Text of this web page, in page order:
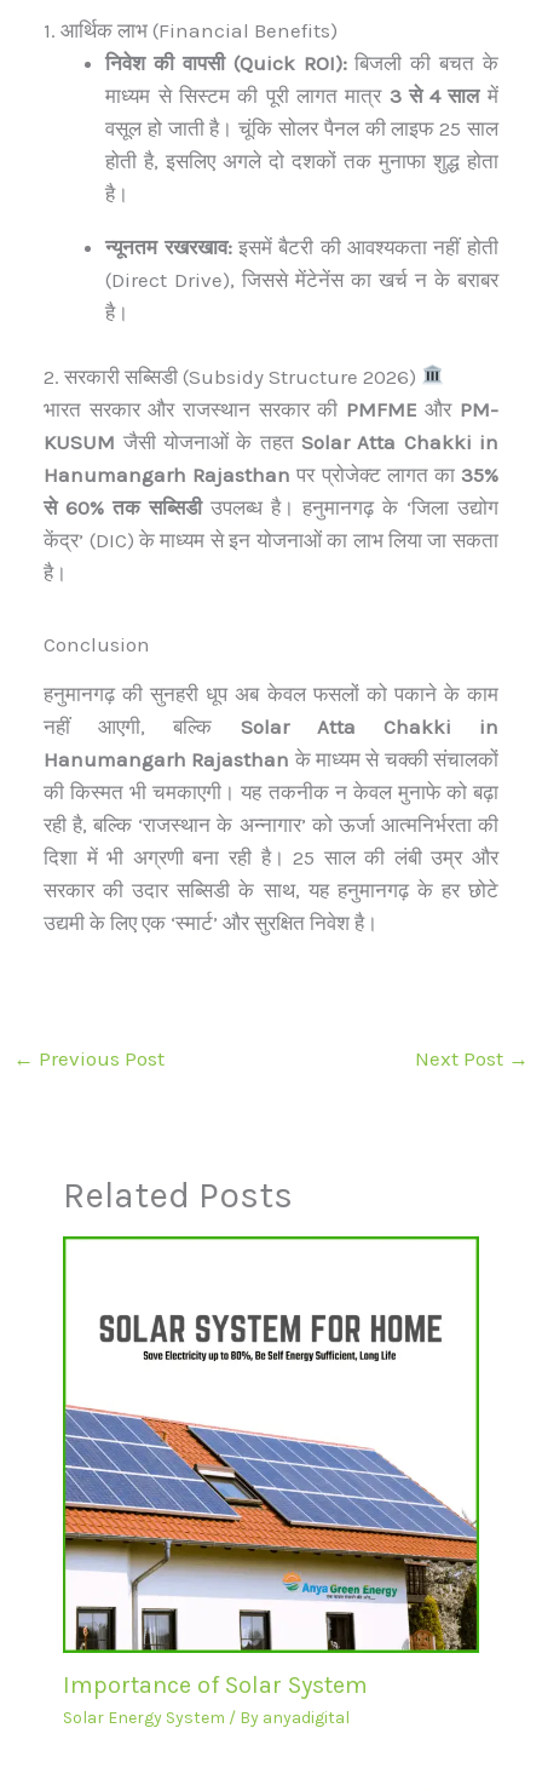
1. आर्थिक लाभ (Financial Benefits)
निवेश की वापसी (Quick ROI):बिजली की बचत के
माध्यम से सिस्टम की पूरी लागत मात्र 3 से 4 सालमें
वसूल हो जाती है। चूंकि सोलर पैनल की लाइफ 25 साल
होती है, इसलिए अगले दो दशकों तक मुनाफा शुद्ध होता
है।
न्यूनतम रखरखाव:इसमें बैटरी की आवश्यकता नहीं होती
(Direct Drive), जिससे मेंटेनेंस का खर्च न के बराबर
है।
2. सरकारी सब्सिडी (Subsidy Structure 2026)
भारत सरकार और राजस्थान सरकार की PMFME और PM-
KUSUM जैसी योजनाओं के तहत Solar Atta Chakki in
Hanumangarh Rajasthan पर प्रोजेक्ट लागत का 35%
से 60% तक सब्सिडीउपलब्ध है। हनुमानगढ़ के ‘जिला उद्योग
केंद्र’ (DIC) के माध्यम से इन योजनाओं का लाभ लिया जा सकता
है।
Conclusion
हनुमानगढ़ की सुनहरी धूप अब केवल फसलों को पकाने के काम
नहीं आएगी, बल्कि Solar Atta Chakki in
Hanumangarh Rajasthan के माध्यम से चक्की संचालकों
की किस्मत भी चमकाएगी। यह तकनीक न केवल मुनाफे को बढ़ा
रही है, बल्कि ‘राजस्थान के अन्नागार’ को ऊर्जा आत्मनिर्भरता की
दिशा में भी अग्रणी बना रही है। 25 साल की लंबी उम्र और
सरकार की उदार सब्सिडी के साथ, यह हनुमानगढ़ के हर छोटे
उद्यमी के लिए एक ‘स्मार्ट’ और सुरक्षित निवेश है।
← Previous Post Next Post →
Related Posts
Importance of Solar System
Solar Energy System / By anyadigital